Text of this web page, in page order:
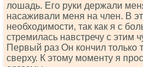
лошадь. Его руки держали
насаживали меня на член. В
необходимости, так как я с
стремилась навстречу с этим
Первый раз Он кончил только
сверху. К этому моменту я